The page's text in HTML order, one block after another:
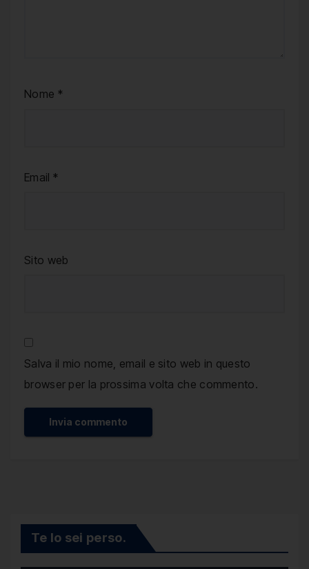
Nome *
Email *
Sito web
Salva il mio nome, email e sito web in questo
browser per la prossima volta che commento.
Te lo sei perso.